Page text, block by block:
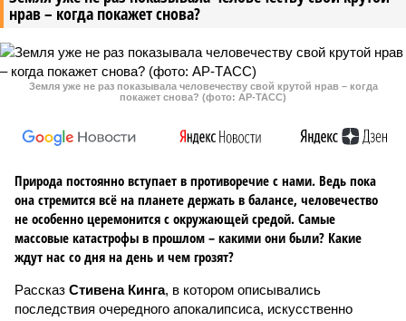
нрав – когда покажет снова?
Земля уже не раз показывала человечеству свой крутой нрав – когда
покажет снова? (фото: АР-ТАСС)
Природа постоянно вступает в противоречие с нами. Ведь пока
она стремится всё на планете держать в балансе, человечество
не особенно церемонится с окружающей средой. Самые
массовые катастрофы в прошлом – какими они были? Какие
ждут нас со дня на день и чем грозят?
Рассказ Стивена Кинга, в котором описывались
последствия очередного апокалипсиса, искусственно